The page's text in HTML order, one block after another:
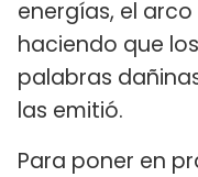
energías, el
haciendo que
palabras
las emitió.
Para poner en